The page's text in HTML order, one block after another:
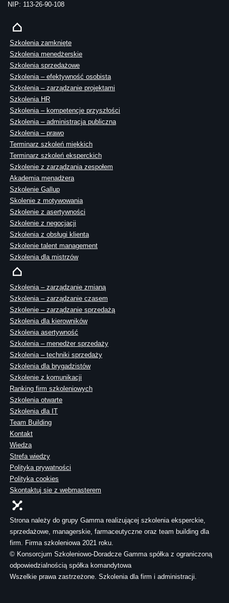
NIP: 113-26-90-108
Szkolenia zamknięte
Szkolenia menedżerskie
Szkolenia sprzedażowe
Szkolenia – efektywność osobista
Szkolenia – zarządzanie projektami
Szkolenia HR
Szkolenia – kompetencje przyszłości
Szkolenia – administracja publiczna
Szkolenia – prawo
Terminarz szkoleń miękkich
Terminarz szkoleń eksperckich
Szkolenie z zarządzania zespołem
Akademia menadżera
Szkolenie Gallup
Skolenie z motywowania
Szkolenie z asertywności
Szkolenie z negocjacji
Szkolenia z obsługi klienta
Szkolenie talent management
Szkolenia dla mistrzów
Szkolenia – zarządzanie zmianą
Szkolenia – zarządzanie czasem
Szkolenie – zarządzanie sprzedażą
Szkolenia dla kierowników
Szkolenia asertywność
Szkolenia – menedżer sprzedaży
Szkolenia – techniki sprzedaży
Szkolenia dla brygadzistów
Szkolenie z komunikacji
Ranking firm szkoleniowych
Szkolenia otwarte
Szkolenia dla IT
Team Building
Kontakt
Wiedza
Strefa wiedzy
Polityka prywatności
Polityka cookies
Skontaktuj sie z webmasterem
Strona należy do grupy Gamma realizującej szkolenia eksperckie,
sprzedażowe, managerskie, farmaceutyczne oraz team building dla
firm. Firma szkoleniowa 2021 roku.
© Konsorcjum Szkoleniowo-Doradcze Gamma spółka z ograniczoną
odpowiedzialnością spółka komandytowa
Wszelkie prawa zastrzeżone. Szkolenia dla firm i administracji.